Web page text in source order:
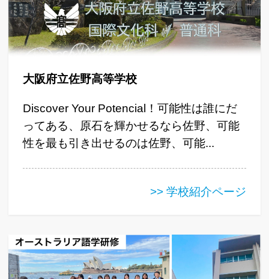
大阪府立佐野高等学校
Discover Your Potencial！可能性は誰にだ
ってある、原石を輝かせるなら佐野、可能
性を最も引き出せるのは佐野、可能...
>> 学校紹介ページ